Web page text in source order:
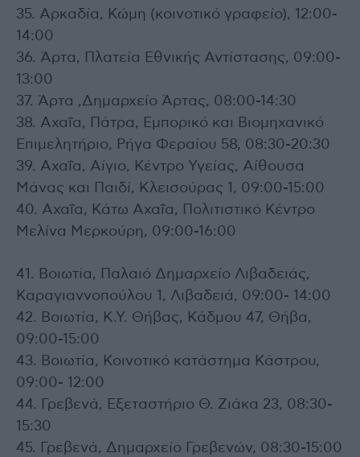
35. Αρκαδία, Κώμη (κοινοτικό γραφείο), 12:00-
14:00
36. Άρτα, Πλατεία Εθνικής Αντίστασης, 09:00-
13:00
37. Άρτα ,Δημαρχείο Άρτας, 08:00-14:30
38. Αχαΐα, Πάτρα, Εμπορικό και Βιομηχανικό
Επιμελητήριο, Ρήγα Φεραίου 58, 08:30-20:30
39. Αχαΐα, Αίγιο, Κέντρο Υγείας, Αίθουσα
Μάνας και Παιδί, Κλεισούρας 1, 09:00-15:00
40. Αχαΐα, Κάτω Αχαΐα, Πολιτιστικό Κέντρο
Μελίνα Μερκούρη, 09:00-16:00
41. Βοιωτία, Παλαιό Δημαρχείο Λιβαδειάς,
Καραγιαννοπούλου 1, Λιβαδειά, 09:00- 14:00
42. Βοιωτία, Κ.Υ. Θήβας, Κάδμου 47, Θήβα,
09:00-15:00
43. Βοιωτία, Κοινοτικό κατάστημα Κάστρου,
09:00- 12:00
44. Γρεβενά, Εξεταστήριο Θ. Ζιάκα 23, 08:30-
15:30
45. Γρεβενά, Δημαρχείο Γρεβενών, 08:30-15:00